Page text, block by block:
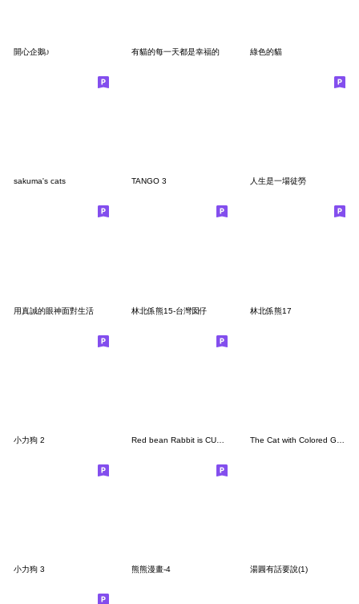
開心企鵝♪ 有貓的每一天都是幸福的 綠色的貓
sakuma's cats TANGO 3 人生是一場徒勞
用真誠的眼神面對生活 林北係熊15-台灣囡仔 林北係熊17
小力狗 2
小力狗 3 熊熊漫畫-4 湯圓有話要說(1)